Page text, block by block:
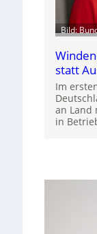
Bild:
statt
Im
an Land
in